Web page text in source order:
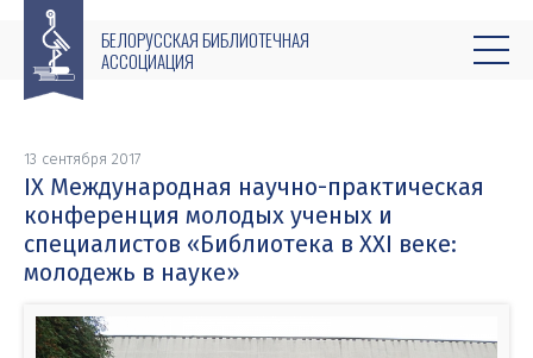
БЕЛОРУССКАЯ БИБЛИОТЕЧНАЯ
АССОЦИАЦИЯ
13 сентября 2017
IХ Международная научно-практическая
конференция молодых ученых и
специалистов «Библиотека в XXI веке:
молодежь в науке»